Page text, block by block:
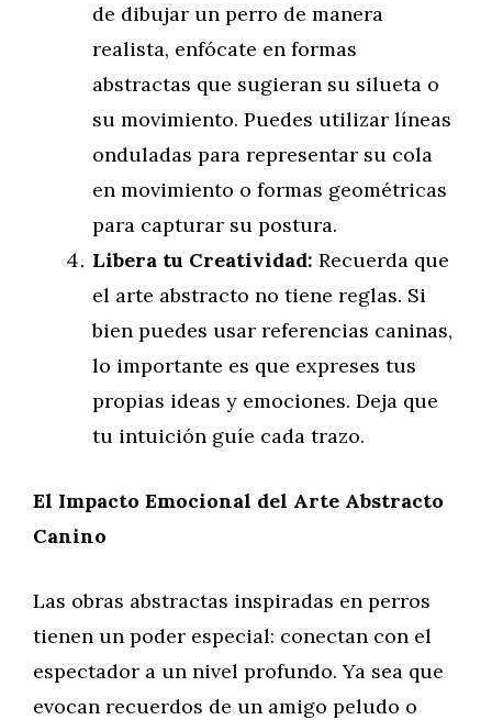
de dibujar un perro de manera
realista, enfócate en formas
abstractas que sugieran su silueta o
su movimiento. Puedes utilizar líneas
onduladas para representar su cola
en movimiento o formas geométricas
para capturar su postura.
Libera tu Creatividad: Recuerda que
el arte abstracto no tiene reglas. Si
bien puedes usar referencias caninas,
lo importante es que expreses tus
propias ideas y emociones. Deja que
tu intuición guíe cada trazo.
El Impacto Emocional del Arte Abstracto
Canino
Las obras abstractas inspiradas en perros
tienen un poder especial: conectan con el
espectador a un nivel profundo. Ya sea que
evocan recuerdos de un amigo peludo o